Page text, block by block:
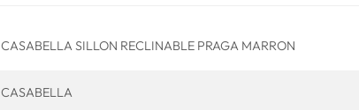
CASABELLA SILLON RECLINABLE PRAGA MARRON
CASABELLA